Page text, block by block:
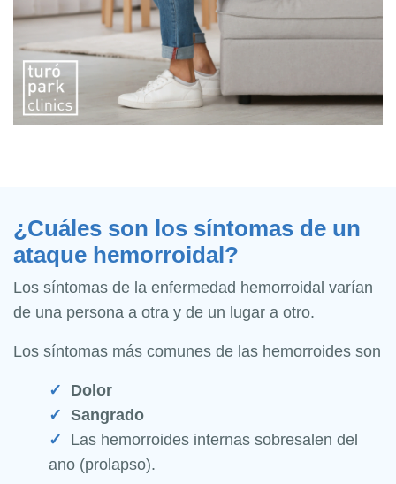
¿Cuáles son los síntomas de un
ataque hemorroidal?
Los síntomas de la enfermedad hemorroidal varían
de una persona a otra y de un lugar a otro.
Los síntomas más comunes de las hemorroides son
Dolor
Sangrado
Las hemorroides internas sobresalen del
ano (prolapso).